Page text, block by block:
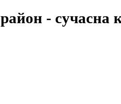
район - cучасна